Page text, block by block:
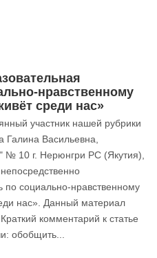
нравственному
среди нас»
участник нашей рубрики
Галина Васильевна,
10 г. Нерюнгри РС (Якутия),
по социально-нравственному
нас». Данный материал
комментарий к статье
обобщить...